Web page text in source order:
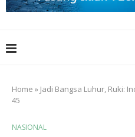
Home » Jadi Bangsa Luhur, Ruki:
45
NASIONAL